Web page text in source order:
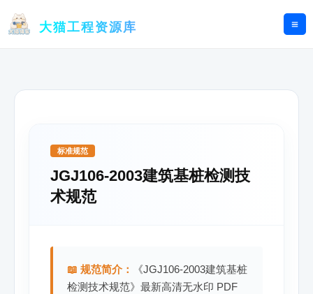
大猫工程资源库
标准规范
JGJ106-2003建筑基桩检测技
术规范
📖 规范简介：
《JGJ106-2003建筑基桩
检测技术规范》最新高清无水印 PDF